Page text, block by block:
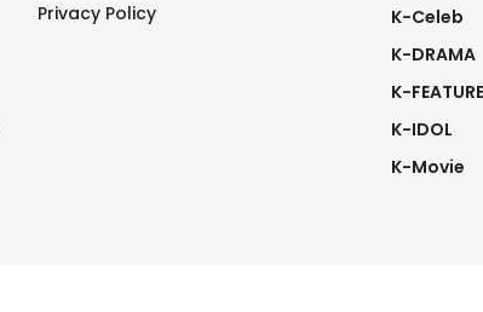
Privacy Policy
K-Celeb
K-DRAMA
K-
K-IDOL
K-Movie